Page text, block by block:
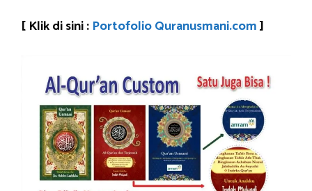
[ Klik di sini : Portofolio Quranusmani.com]